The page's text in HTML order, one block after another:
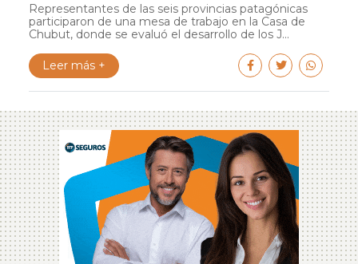
Representantes de las seis provincias patagónicas
participaron de una mesa de trabajo en la Casa de
Chubut, donde se evaluó el desarrollo de los J...
Leer más +